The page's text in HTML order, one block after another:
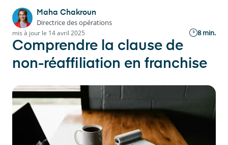
Maha Chakroun
Directrice des opérations
mis à jour le 14 avril 2025 8 min.
Comprendre la clause de
non-réaffiliation en franchise